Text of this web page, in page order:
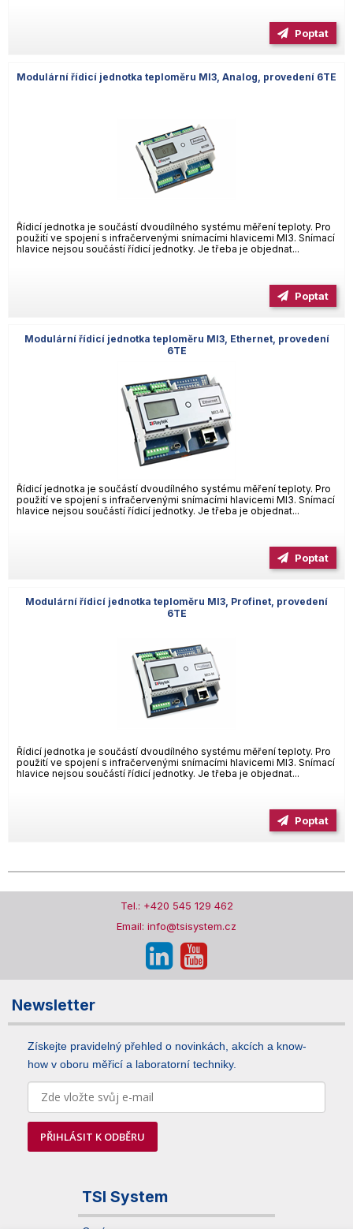
Poptat
Modulární řídicí jednotka teploměru MI3, Analog, provedení 6TE
Řídicí jednotka je součástí dvoudílného systému měření teploty. Pro
použití ve spojení s infračervenými snímacími hlavicemi MI3. Snímací
hlavice nejsou součástí řídicí jednotky. Je třeba je objednat...
Poptat
Modulární řídicí jednotka teploměru MI3, Ethernet, provedení
6TE
Řídicí jednotka je součástí dvoudílného systému měření teploty. Pro
použití ve spojení s infračervenými snímacími hlavicemi MI3. Snímací
hlavice nejsou součástí řídicí jednotky. Je třeba je objednat...
Poptat
Modulární řídicí jednotka teploměru MI3, Profinet, provedení
6TE
Řídicí jednotka je součástí dvoudílného systému měření teploty. Pro
použití ve spojení s infračervenými snímacími hlavicemi MI3. Snímací
hlavice nejsou součástí řídicí jednotky. Je třeba je objednat...
Poptat
Tel.: +420 545 129 462
Email: info@tsisystem.cz
Newsletter
Získejte pravidelný přehled o novinkách, akcích a know-
how v oboru měřicí a laboratorní techniky.
PŘIHLÁSIT K ODBĚRU
TSI System